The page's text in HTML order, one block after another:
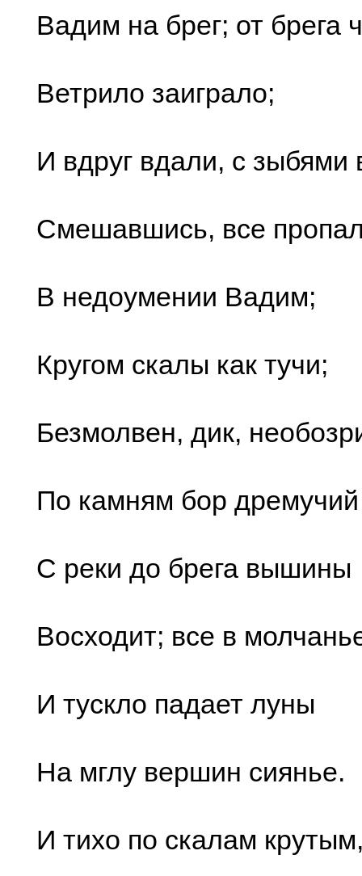
Вадим на брег; от брега
Ветрило заиграло;
И вдруг вдали, с зыбями
Смешавшись, все
В недоумении Вадим;
Кругом скалы как тучи;
Безмолвен, дик,
По камням бор дремучий
С реки до брега вышины
Восходит; все в
И тускло падает луны
На мглу вершин сиянье.
И тихо по скалам